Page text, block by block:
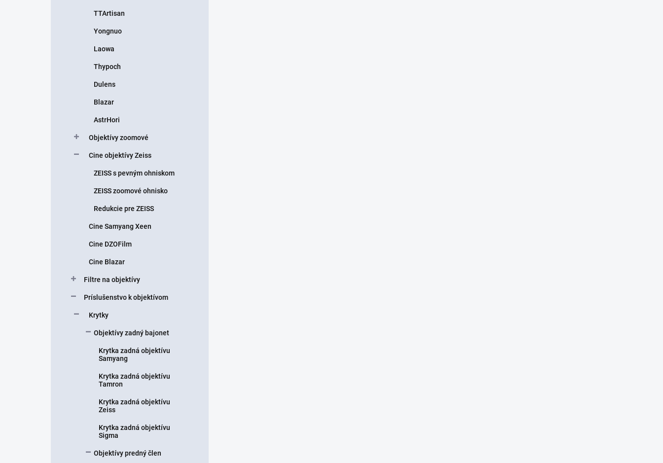
TTArtisan
Yongnuo
Laowa
Thypoch
Dulens
Blazar
AstrHori
Objektívy zoomové
Cine objektívy Zeiss
ZEISS s pevným ohniskom
ZEISS zoomové ohnisko
Redukcie pre ZEISS
Cine Samyang Xeen
Cine DZOFilm
Cine Blazar
Filtre na objektívy
Príslušenstvo k objektívom
Krytky
Objektívy zadný bajonet
Krytka zadná objektívu
Samyang
Krytka zadná objektívu
Tamron
Krytka zadná objektívu
Zeiss
Krytka zadná objektívu
Sigma
Objektívy predný člen